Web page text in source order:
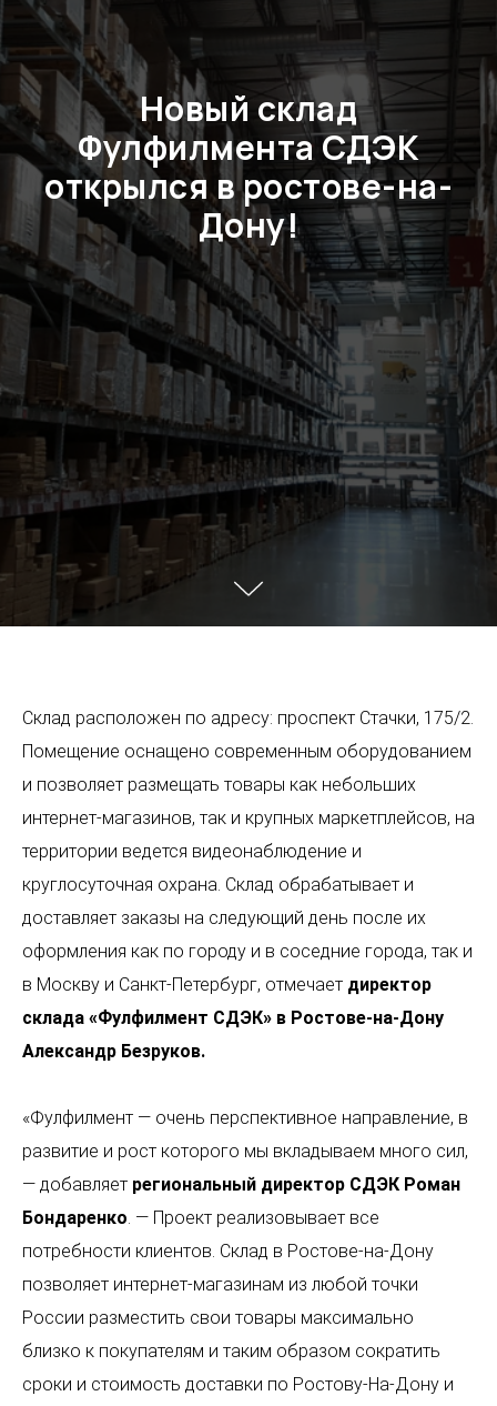
Новый склад
Фулфилмента СДЭК
открылся в ростове-на-
Дону!
Склад расположен по адресу: проспект Стачки, 175/2.
Помещение оснащено современным оборудованием
и позволяет размещать товары как небольших
интернет-магазинов, так и крупных маркетплейсов, на
территории ведется видеонаблюдение и
круглосуточная охрана. Склад обрабатывает и
доставляет заказы на следующий день после их
оформления как по городу и в соседние города, так и
в Москву и Санкт-Петербург, отмечает директор
склада «Фулфилмент СДЭК» в Ростове-на-Дону
Александр Безруков.
«Фулфилмент — очень перспективное направление, в
развитие и рост которого мы вкладываем много сил,
— добавляет региональный директор СДЭК Роман
Бондаренко. — Проект реализовывает все
потребности клиентов. Склад в Ростове-на-Дону
позволяет интернет-магазинам из любой точки
России разместить свои товары максимально
близко к покупателям и таким образом сократить
сроки и стоимость доставки по Ростову-На-Дону и